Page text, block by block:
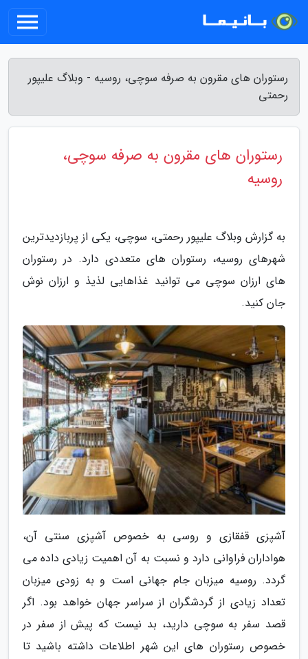
رستوران های مقرون به صرفه سوچی، روسیه - وبلاگ علیپور
رحمتی
رستوران های مقرون به صرفه سوچی،
روسیه
به گزارش وبلاگ علیپور رحمتی، سوچی، یکی از پربازدیدترین
شهرهای روسیه، رستوران های متعددی دارد. در رستوران
های ارزان سوچی می توانید غذاهایی لذیذ و ارزان نوش
جان کنید.
آشپزی قفقازی و روسی به خصوص آشپزی سنتی آن،
هواداران فراوانی دارد و نسبت به آن اهمیت زیادی داده می
گردد. روسیه میزبان جام جهانی است و به زودی میزبان
تعداد زیادی از گردشگران از سراسر جهان خواهد بود. اگر
قصد سفر به سوچی دارید، بد نیست که پیش از سفر در
خصوص رستوران های این شهر اطلاعات داشته باشید تا